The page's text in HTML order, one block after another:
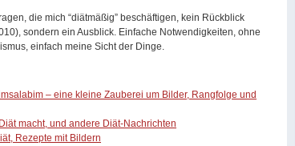
die mich “diätmäßig” beschäftigen, kein Rückblick
sondern ein Ausblick. Einfache Notwendigkeiten, ohne
einfach meine Sicht der Dinge.
– eine kleine Zauberei um Bilder, Rangfolge und
macht, und andere Diät-Nachrichten
Rezepte mit Bildern